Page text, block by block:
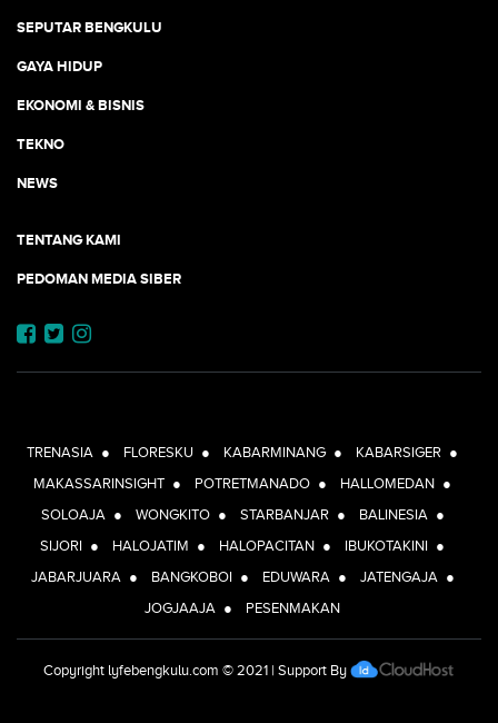
SEPUTAR BENGKULU
GAYA HIDUP
EKONOMI & BISNIS
TEKNO
NEWS
TENTANG KAMI
PEDOMAN MEDIA SIBER
TRENASIA ● FLORESKU ● KABARMINANG ● KABARSIGER ●
MAKASSARINSIGHT ● POTRETMANADO ● HALLOMEDAN ●
SOLOAJA ● WONGKITO ● STARBANJAR ● BALINESIA ●
SIJORI ● HALOJATIM ● HALOPACITAN ● IBUKOTAKINI ●
JABARJUARA ● BANGKOBOI ● EDUWARA ● JATENGAJA ●
JOGJAAJA ● PESENMAKAN
Copyright lyfebengkulu.com © 2021 | Support By